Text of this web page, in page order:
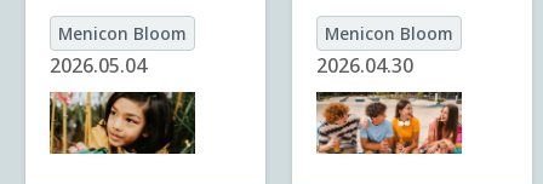
Menicon Bloom
2026.05.04
Menicon Bloom
2026.04.30